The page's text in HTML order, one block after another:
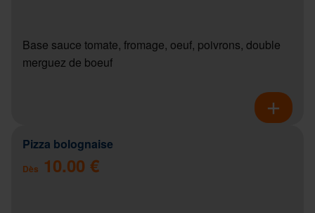
Base sauce tomate, fromage, oeuf, poivrons, double
merguez de boeuf
Pizza bolognaise
Dès 10.00 €